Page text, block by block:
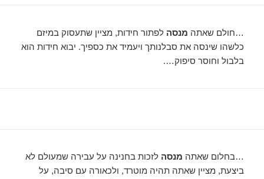
…חולם שאתה מנסה לפתור חידות, מציין שתעסוק במיזם
כלשהו שינסה את סבלנותך ויעמיד את כספיך. יבוא חידות הוא
בלבול וחוסר סיפוק….
…בחלום שאתה מנסה לזכות בחנינה על עבירה שמעולם לא
ביצעת, מציין שאתה תהיה מוטרד, ולכאורה עם סיבה, על